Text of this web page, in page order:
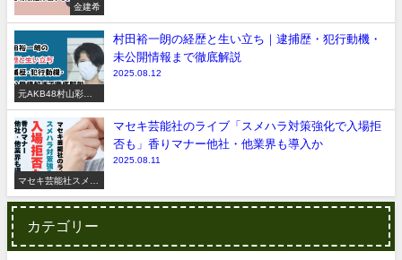
金建希
元AKB48村山彩希
村田裕一朗の経歴と生い立ち｜逮捕歴・犯行動機・
未公開情報まで徹底解説
2025.08.12
マセキ芸能社スメハ
マセキ芸能社のライブ「スメハラ対策強化で入場拒
否も」香りマナー他社・他業界も導入か
2025.08.11
カテゴリー